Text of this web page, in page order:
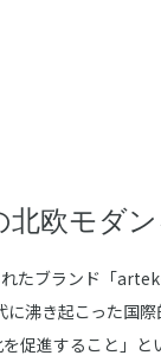
欧モダ
たブランド「
き起こった国際
促進すること」